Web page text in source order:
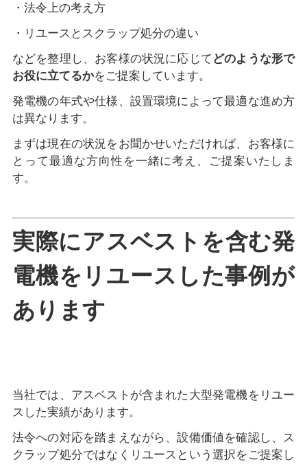
・法令上の考え方
・リユースとスクラップ処分の違い
などを整理し、お客様の状況に応じて どのような形で
お役に立てるかをご提案しています。
発電機の年式や仕様、設置環境によって最適な進め方
は異なります。
まずは現在の状況をお聞かせいただければ、お客様に
とって最適な方向性を一緒に考え、ご提案いたしま
す。
実際にアスベストを含む発
電機をリユースした事例が
あります
当社では、アスベストが含まれた大型発電機をリユー
スした実績があります。
法令への対応を踏まえながら、設備価値を確認し、ス
クラップ処分ではなくリユースという選択をご提案し